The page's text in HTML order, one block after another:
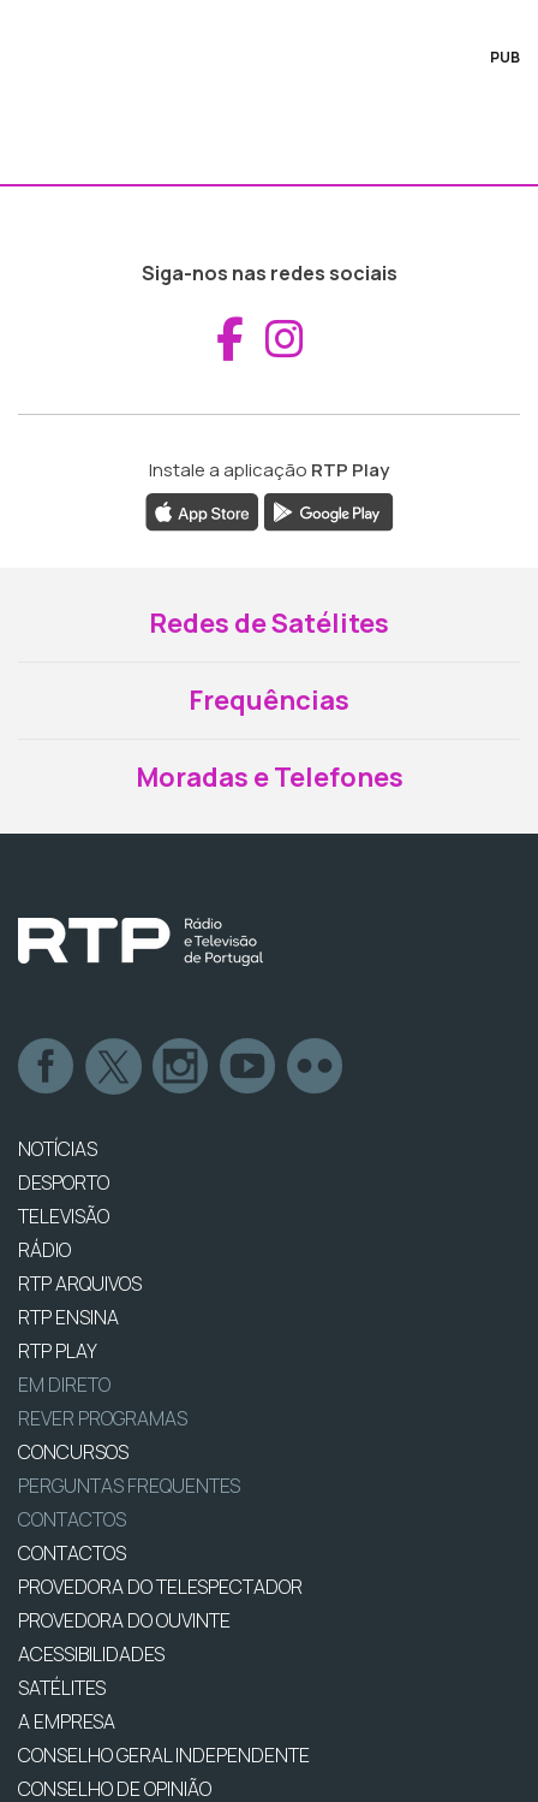
PUB
Siga-nos nas redes sociais
Aceder ao
Instale a aplicação RTP Play
Redes de Satélites
Frequências
Moradas e Telefones
NOTÍCIAS
DESPORTO
TELEVISÃO
RÁDIO
RTP ARQUIVOS
RTP ENSINA
RTP PLAY
EM DIRETO
REVER PROGRAMAS
CONCURSOS
PERGUNTAS FREQUENTES
CONTACTOS
CONTACTOS
PROVEDORA DO TELESPECTADOR
PROVEDORA DO OUVINTE
ACESSIBILIDADES
SATÉLITES
A EMPRESA
CONSELHO GERAL INDEPENDENTE
CONSELHO DE OPINIÃO